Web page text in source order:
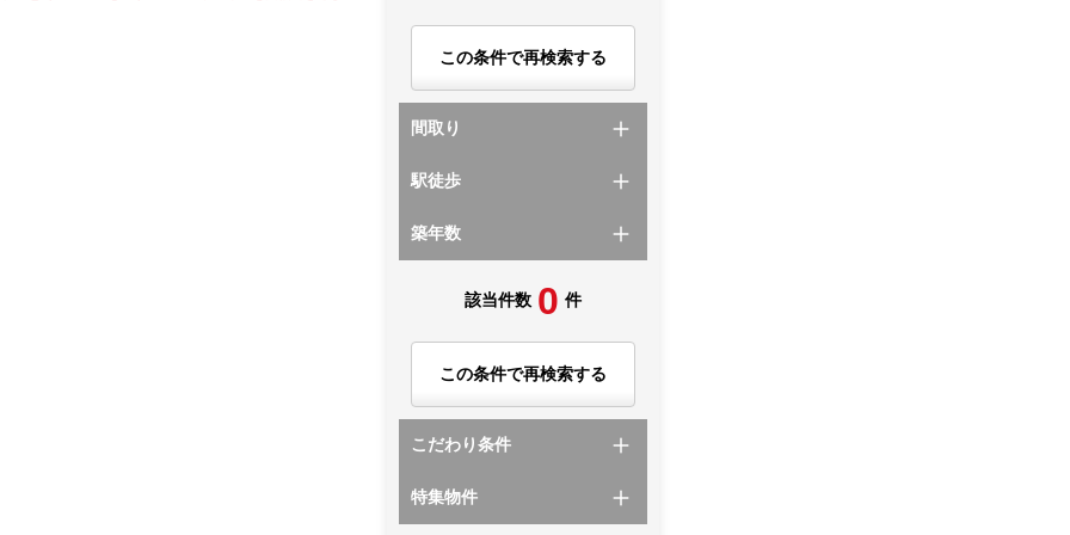
この条件で再検索する
間取り
駅徒歩
築年数
該当件数 0 件
この条件で再検索する
こだわり条件
特集物件